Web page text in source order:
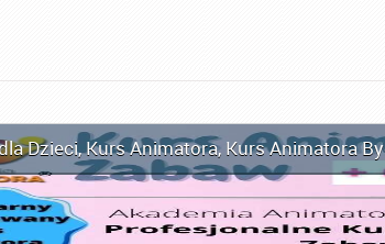
Dzieci,Kurs Animatora, Kurs Animatora